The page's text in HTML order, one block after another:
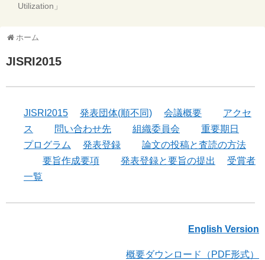
Utilization」
ホーム
JISRI2015
JISRI2015 発表団体(順不同) 会議概要
アクセ
ス
問い合わせ先 組織委員会
重要期日
プログラム
発表登録
論文の投稿と査読の方法
要旨作成要項
発表登録と要旨の提出
受賞者
一覧
English Version
概要ダウンロード（PDF形式）